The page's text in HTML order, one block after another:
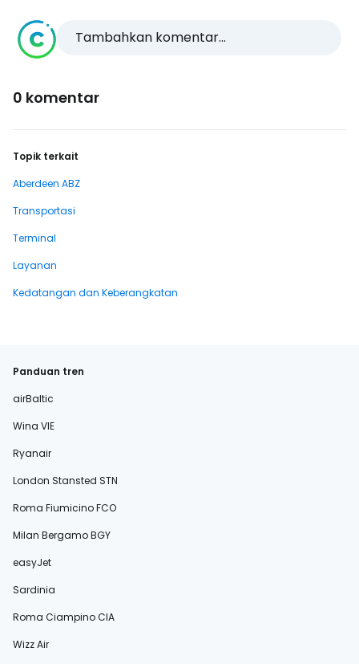
Tambahkan komentar...
0 komentar
Topik terkait
Aberdeen ABZ
Transportasi
Terminal
Layanan
Kedatangan dan Keberangkatan
Panduan tren
airBaltic
Wina VIE
Ryanair
London Stansted STN
Roma Fiumicino FCO
Milan Bergamo BGY
easyJet
Sardinia
Roma Ciampino CIA
Wizz Air